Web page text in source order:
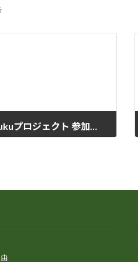
5/23(土)開催｜Kizukuプロジェクト 参加者募集のお知らせ